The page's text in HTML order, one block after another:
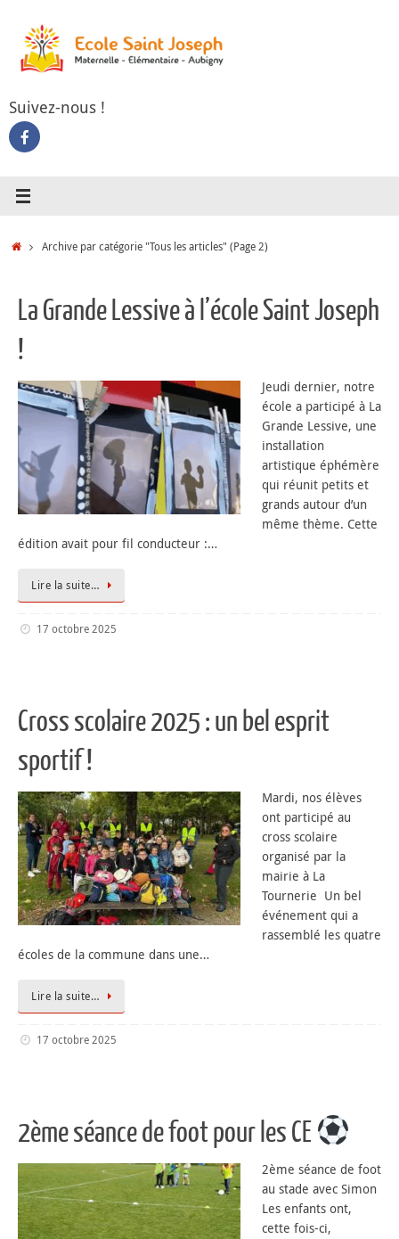
contenu
Suivez-nous !
AccueilArchive par catégorie "Tous les articles" (Page 2)
La Grande Lessive à l’école Saint Joseph
!
Jeudi dernier, notre
école a participé à La
Grande Lessive, une
installation
artistique éphémère
qui réunit petits et
grands autour d’un
même thème. Cette
édition avait pour fil conducteur :…
Lire la suite…
17 octobre 2025
Cross scolaire 2025 : un bel esprit
sportif !
Mardi, nos élèves
ont participé au
cross scolaire
organisé par la
mairie à La
Tournerie ️ Un bel
événement qui a
rassemblé les quatre
écoles de la commune dans une…
Lire la suite…
17 octobre 2025
2ème séance de foot pour les CE
2ème séance de foot
au stade avec Simon
Les enfants ont,
cette fois-ci,